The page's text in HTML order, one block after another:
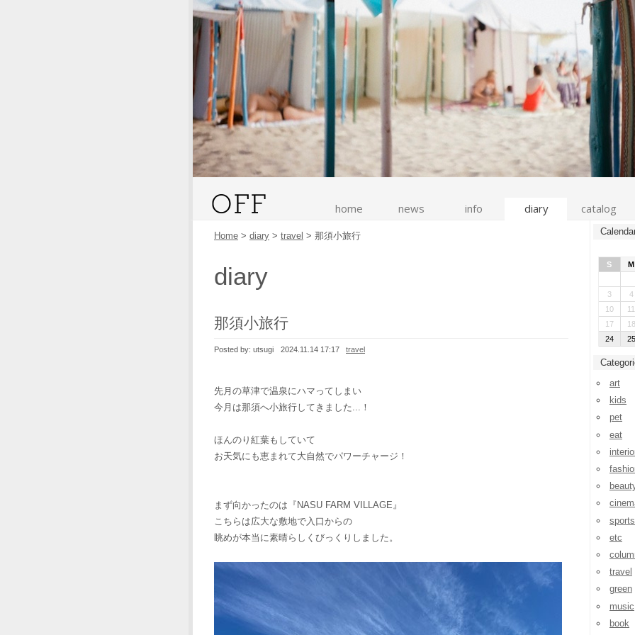
home news info diary catalog
Home > diary > travel > 那須小旅行
diary
那須小旅行
Posted by: utsugi 2024.11.14 17:17 travel
先月の草津で温泉にハマってしまい
今月は那須へ小旅行してきました...！
ほんのり紅葉もしていて
お天気にも恵まれて大自然でパワーチャージ！
まず向かったのは『NASU FARM VILLAGE』
こちらは広大な敷地で入口からの
眺めが本当に素晴らしくびっくりしました。
S
M
3
4
10
11
17
18
24
25
art
kids
pet
eat
sports
etc
travel
green
music
book